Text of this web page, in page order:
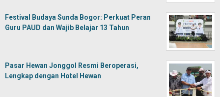
Festival Budaya Sunda Bogor: Perkuat Peran
Guru PAUD dan Wajib Belajar 13 Tahun
Pasar Hewan Jonggol Resmi Beroperasi,
Lengkap dengan Hotel Hewan